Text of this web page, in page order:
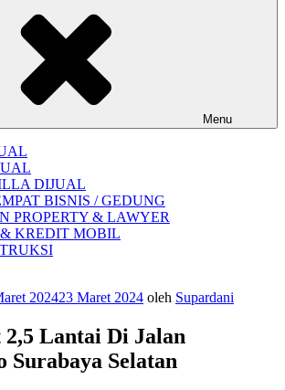
Menu
DIJUAL
BISNIS / GEDUNG
PROPERTY & LAWYER
KREDIT MOBIL
202423 Maret 2024 oleh Supardani
2,5 Lantai Di Jalan
Surabaya Selatan